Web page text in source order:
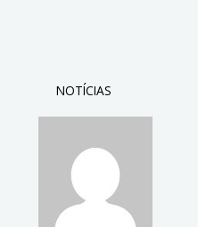
NOTÍCIAS